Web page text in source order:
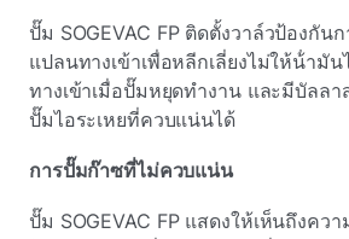
ปั๊ม SOGEVAC FP ติดตั้งวาล์วป้องกัน
แปลนทางเข้าเพื่อหลีกเลี่ยงไม่ให้น้ํามั
ทางเข้าเมื่อปั๊มหยุดทํางาน และมีบัลล
ปั๊มไอระเหยที่ควบแน่นได้
การปั๊มก๊าซที่ไม่ควบแน่น
ปั๊ม SOGEVAC FP แสดงให้เห็นถึงคว